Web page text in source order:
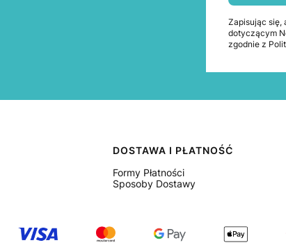
Zapisując się,
dotyczącym
zgodnie z
DOSTAWA I PŁATNOŚĆ
Formy Płatności
Sposoby Dostawy